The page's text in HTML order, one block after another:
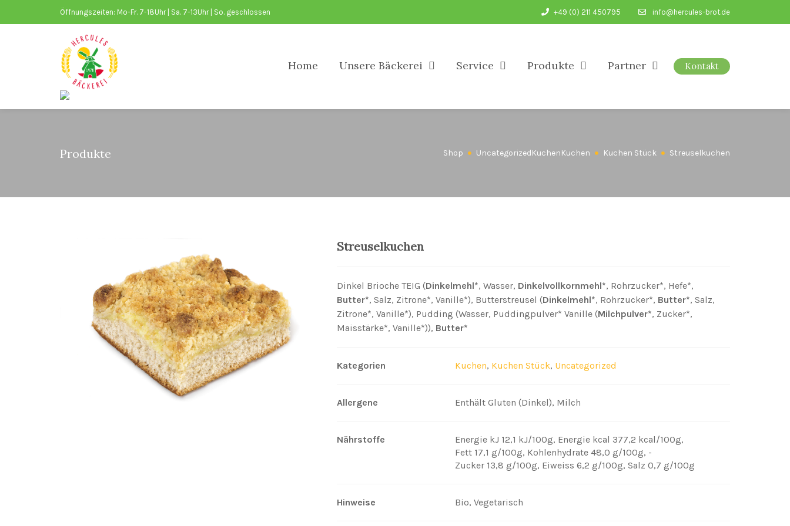
Öffnungszeiten: Mo-Fr. 7-18Uhr | Sa. 7-13Uhr | So. geschlossen +49 (0) 211 450795 info@hercules-brot.de
Home Unsere Bäckerei Service Produkte Partner Kontakt
Produkte Shop UncategorizedKuchenKuchen Kuchen Stück Streuselkuchen
Streuselkuchen
Dinkel Brioche TEIG (Dinkelmehl*, Wasser, Dinkelvollkornmehl*, Rohrzucker*, Hefe*,
Butter*, Salz, Zitrone*, Vanille*), Butterstreusel (Dinkelmehl*, Rohrzucker*, Butter*, Salz,
Zitrone*, Vanille*), Pudding (Wasser, Puddingpulver* Vanille (Milchpulver*, Zucker*,
Maisstärke*, Vanille*)), Butter*
Kategorien Kuchen, Kuchen Stück, Uncategorized
Allergene Enthält Gluten (Dinkel), Milch
Nährstoffe Energie kJ 12,1 kJ/100g, Energie kcal 377,2 kcal/100g,
Fett 17,1 g/100g, Kohlenhydrate 48,0 g/100g, -
Zucker 13,8 g/100g, Eiweiss 6,2 g/100g, Salz 0,7 g/100g
Hinweise Bio, Vegetarisch